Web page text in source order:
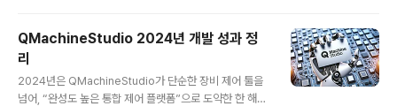
니다.본 글에서는 2025년 주요 개선 사항을사용자 관점과
기술적 관점에서 정리합니다.1. UI 렌더링 및 데이터 처리
성능 개선대규모 데이터 환경에서의 UI 성능은개발 효율과
운영 안정성에 직접적인 영향을 미칩니다.2025년에는 UI
QMachineStudio 2024년 개발 성과 정
리
2024년은 QMachineStudio가 단순한 장비 제어 툴을
넘어, “완성도 높은 통합 제어 플랫폼”으로 도약한 한 해였